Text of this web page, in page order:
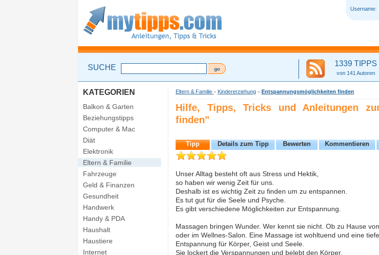
Username:
SUCHE 1339 TIPPS
von 141 Autoren
Eltern & Familie » Kindererziehung » Entspannungsmöglichkeiten finden
Hilfe, Tipps, Tricks und Anleitungen
finden"
Tipp Details zum Tipp Bewerten Kommentieren
Unser Alltag besteht oft aus Stress und Hektik,
so haben wir wenig Zeit für uns.
Deshalb ist es wichtig Zeit zu finden um zu entspannen.
Es tut gut für die Seele und Psyche.
Es gibt verschiedene Möglichkeiten zur Entspannung.
Massagen bringen Wunder. Wer kennt sie nicht. Ob zu Hause
oder im Wellnes-Salon. Eine Massage ist wohltuend und eine tiefe
Entspannung für Körper, Geist und Seele.
Sie lockert die Verspannungen und belebt den Körper.
KATEGORIEN
Balkon & Garten
Beziehungstipps
Computer & Mac
Diät
Elektronik
Eltern & Familie
Fahrzeuge
Geld & Finanzen
Gesundheit
Handwerk
Handy & PDA
Haushalt
Haustiere
Internet